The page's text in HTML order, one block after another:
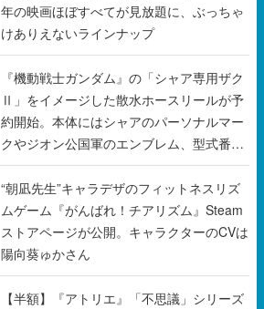
年の映画ほぼすべてが見放題に、ぶっちゃ
けありえないラインナップ
『機動戦士ガンダム』の「シャア専用ザク
Ⅱ」をイメージした散水ホースリールが予
約開始。本体にはシャアのパーソナルマー
クやジオン公国軍のエンブレム、型式番号
などを配置
“朝凪先生”キャラデザのフィットネスリズ
ムゲーム『がんばれ！チアリズム』Steam
ストアページが公開。キャラクターのCVは
陽向葵ゅかさん
【半額】『アトリエ』「不思議」シリーズ